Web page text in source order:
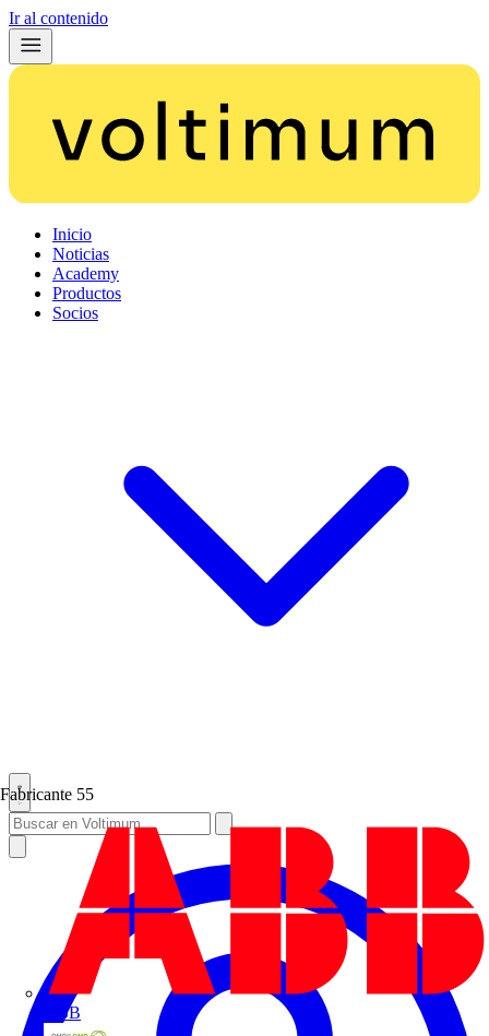
Ir al contenido
Inicio
Noticias
Academy
Productos
Socios
Fabricante 55
ABB